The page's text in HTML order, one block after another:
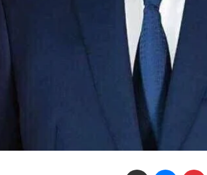
لينكدإن بينتيريست ماسنجر